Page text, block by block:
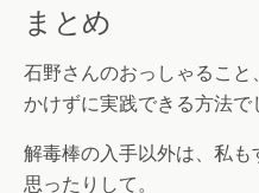
まとめ
石野さんのおっしゃるこ
かけずに実践できる方法で
解毒棒の入手以外は、私
思ったりして。